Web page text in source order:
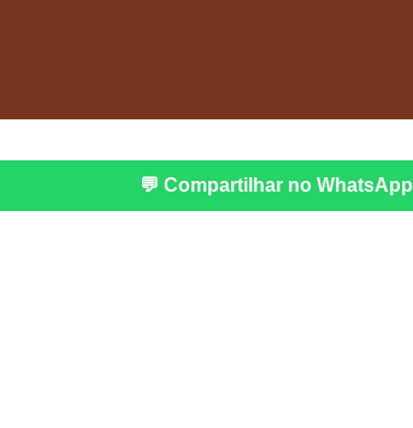
💬 Compartilhar no WhatsApp